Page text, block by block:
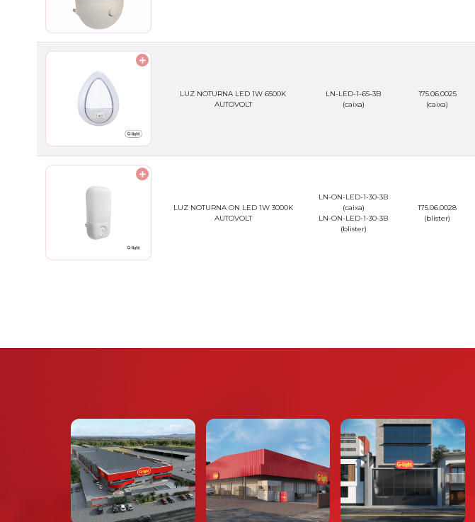
LUZ NOTURNA LED 1W 6500K
AUTOVOLT
LN-LED-1-65-3B
(caixa)
175.06.0025
(caixa)
LUZ NOTURNA ON LED 1W 3000K
AUTOVOLT
LN-ON-LED-1-30-3B
(caixa)
LN-ON-LED-1-30-3B
(blister)
175.06.0028
(blister)